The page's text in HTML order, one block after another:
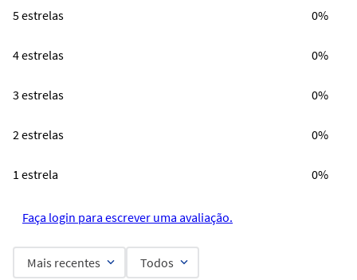
5 estrelas 0%
4 estrelas 0%
3 estrelas 0%
2 estrelas 0%
1 estrela 0%
Faça login para escrever uma avaliação.
Mais recentes Todos